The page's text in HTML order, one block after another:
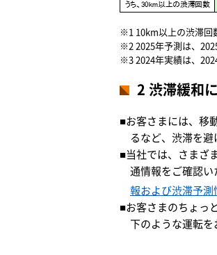
※1 10km以上の渋滞回
※2 2025年予測は、
※3 2024年実績は、
2 渋滞緩和
■お客さまには、移
るなど、渋滞を
■当社では、さまざ
通情報をご確認
報および渋滞予
■お客さまのちょっ
下のような運転を